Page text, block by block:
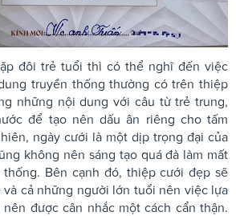
đôi trẻ tuổi thì có thể nghĩ đến việc
truyền thống thường có trên thiệp
những nội dung với câu từ trẻ trung,
để tạo nên dấu ân riêng cho tấm
ngày cưới là một dịp trọng đại của
không nên sáng tạo quá đà làm mất
Bên cạnh đó, thiệp cưới đẹp sẽ
cả những người lớn tuổi nên việc lựa
được cân nhắc một cách cẩn thận.